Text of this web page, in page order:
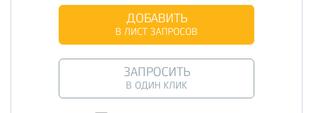
ДОБАВИТЬ
В ЛИСТ ЗАПРОСОВ
ЗАПРОСИТЬ
В ОДИН КЛИК